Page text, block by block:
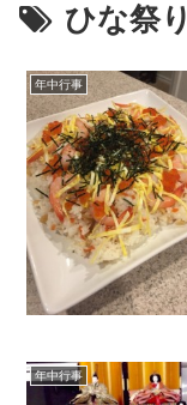
ひな祭り
年中行事
年中行事